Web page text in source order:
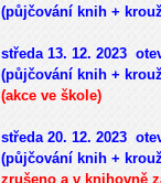
(půjčování knih +
středa 13. 12. 2023
(půjčování knih +
(akce ve škole)
středa 20. 12. 2023
(půjčování knih +
zrušeno a v knihovně